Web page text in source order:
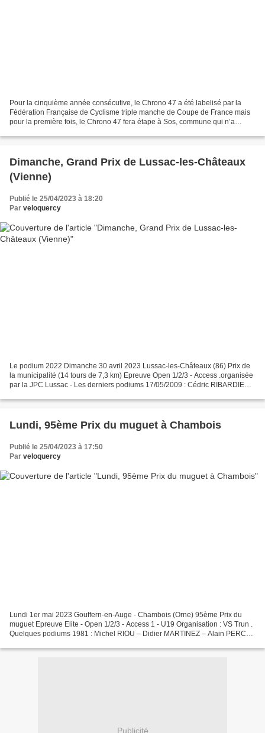
Pour la cinquième année consécutive, le Chrono 47 a été labelisé par la
Fédération Française de Cyclisme triple manche de Coupe de France mais
pour la première fois, le Chrono 47 fera étape à Sos, commune qui n’a
Dimanche, Grand Prix de Lussac-les-Châteaux
(Vienne)
Publié le 25/04/2023 à 18:20
Par veloquercy
Le podium 2022 Dimanche 30 avril 2023 Lussac-les-Châteaux (86) Prix de
la municipalité (14 tours de 7,3 km) Epreuve Open 1/2/3 - Access .organisée
par la JPC Lussac - Les derniers podiums 17/05/2009 : Cédric RIBARDIERE
Lundi, 95ème Prix du muguet à Chambois
Publié le 25/04/2023 à 17:50
Par veloquercy
Lundi 1er mai 2023 Gouffern-en-Auge - Chambois (Orne) 95ème Prix du
muguet Epreuve Elite - Open 1/2/3 - Access 1 - U19 Organisation : VS Trun .
Quelques podiums 1981 : Michel RIOU – Didier MARTINEZ – Alain PERCY
Publicité